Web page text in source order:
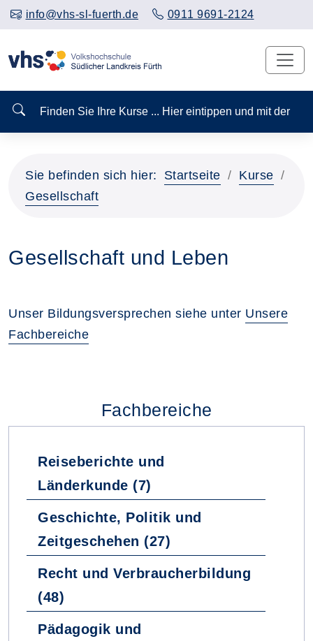
info@vhs-sl-fuerth.de 0911 9691-2124
Finden Sie Ihre Kurse ... Hier eintippen und mit
Sie befinden sich hier: Startseite
Kurse
Gesellschaft
Gesellschaft und Leben
Unser Bildungsversprechen siehe unter Unsere
Fachbereiche
Fachbereiche
Reiseberichte und
Länderkunde (7)
Geschichte, Politik und
Zeitgeschehen (27)
Recht und Verbraucherbildung
(48)
Pädagogik und